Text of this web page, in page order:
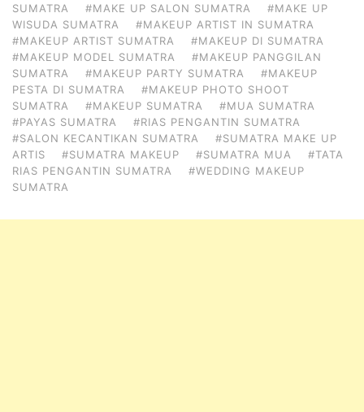
SUMATRA
#MAKE UP SALON SUMATRA
#MAKE UP
WISUDA SUMATRA
#MAKEUP ARTIST IN SUMATRA
#MAKEUP ARTIST SUMATRA
#MAKEUP DI SUMATRA
#MAKEUP MODEL SUMATRA
#MAKEUP PANGGILAN
SUMATRA
#MAKEUP PARTY SUMATRA
#MAKEUP
PESTA DI SUMATRA
#MAKEUP PHOTO SHOOT
SUMATRA
#MAKEUP SUMATRA
#MUA SUMATRA
#PAYAS SUMATRA
#RIAS PENGANTIN SUMATRA
#SALON KECANTIKAN SUMATRA
#SUMATRA MAKE UP
ARTIS
#SUMATRA MAKEUP #SUMATRA MUA
#TATA
RIAS PENGANTIN SUMATRA
#WEDDING MAKEUP
SUMATRA